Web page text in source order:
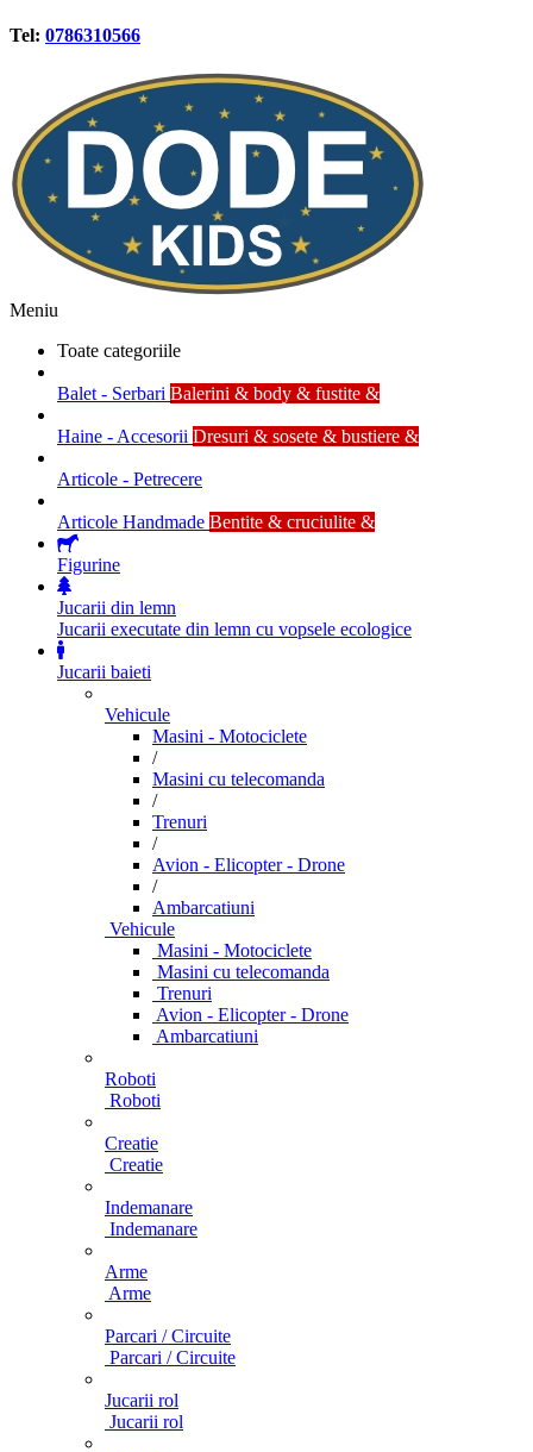
Tel: 0786310566
Meniu
Toate categoriile
Balet - Serbari Balerini & body & fustite &
Haine - Accesorii Dresuri & sosete & bustiere &
Articole - Petrecere
Articole Handmade Bentite & cruciulite &
Figurine
Jucarii din lemn
Jucarii executate din lemn cu vopsele ecologice
Jucarii baieti
Vehicule
Masini - Motociclete
/
Masini cu telecomanda
/
Trenuri
/
Avion - Elicopter - Drone
/
Ambarcatiuni
Vehicule
Masini - Motociclete
Masini cu telecomanda
Trenuri
Avion - Elicopter - Drone
Ambarcatiuni
Roboti
Roboti
Creatie
Creatie
Indemanare
Indemanare
Arme
Arme
Parcari / Circuite
Parcari / Circuite
Jucarii rol
Jucarii rol